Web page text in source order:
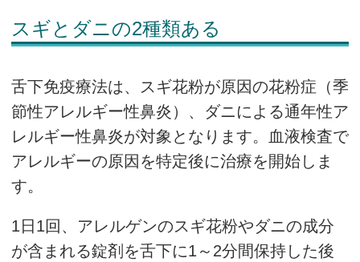
スギとダニの2種類ある
舌下免疫療法は、スギ花粉が原因の花粉症（季
節性アレルギー性鼻炎）、ダニによる通年性ア
レルギー性鼻炎が対象となります。血液検査で
アレルギーの原因を特定後に治療を開始しま
す。
1日1回、アレルゲンのスギ花粉やダニの成分
が含まれる錠剤を舌下に1～2分間保持した後